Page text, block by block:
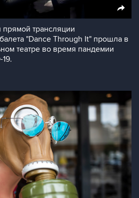
прямой трансляции
"Dance Through It" прошла в
театре во время пандемии